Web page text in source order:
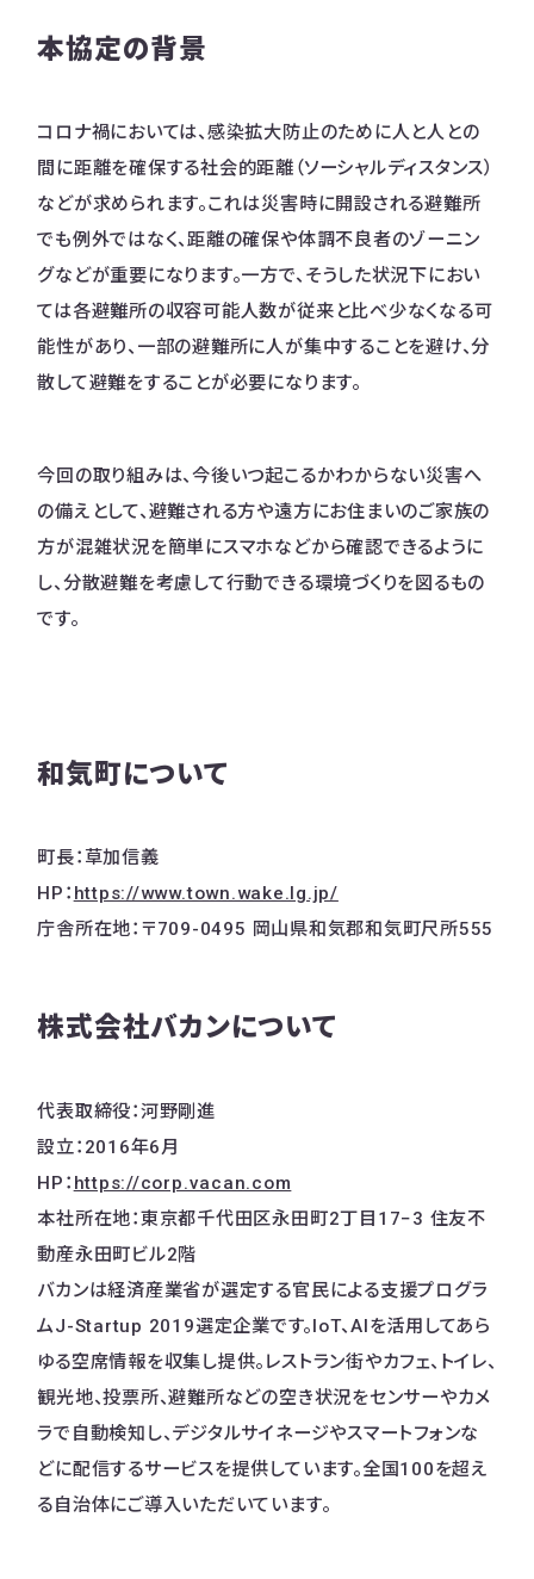
本協定の背景
コロナ禍においては、感染拡大防止のために人と人との
間に距離を確保する社会的距離（ソーシャルディスタンス）
などが求められます。これは災害時に開設される避難所
でも例外ではなく、距離の確保や体調不良者のゾーニン
グなどが重要になります。一方で、そうした状況下におい
ては各避難所の収容可能人数が従来と比べ少なくなる可
能性があり、一部の避難所に人が集中することを避け、分
散して避難をすることが必要になります。
今回の取り組みは、今後いつ起こるかわからない災害へ
の備えとして、避難される方や遠方にお住まいのご家族の
方が混雑状況を簡単にスマホなどから確認できるように
し、分散避難を考慮して行動できる環境づくりを図るもの
です。
和気町について
町長：草加信義
HP： https://www.town.wake.lg.jp/
庁舎所在地：〒709-0495 岡山県和気郡和気町尺所555
株式会社バカンについて
代表取締役：河野剛進
設立：2016年6月
HP： https://corp.vacan.com
本社所在地：東京都千代田区永田町2丁目17−3 住友不
動産永田町ビル2階
バカンは経済産業省が選定する官民による支援プログラ
ムJ-Startup 2019選定企業です。IoT、AIを活用してあら
ゆる空席情報を収集し提供。レストラン街やカフェ、トイレ、
観光地、投票所、避難所などの空き状況をセンサーやカメ
ラで自動検知し、デジタルサイネージやスマートフォンな
どに配信するサービスを提供しています。全国100を超え
る自治体にご導入いただいています。